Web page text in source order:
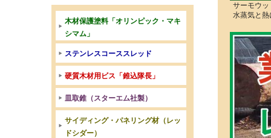
サーモウ
水蒸気と
木材保護塗料「オリンピック・マキ
シマム」
ステンレスコーススレッド
硬質木材用ビス「錐込隊長」
皿取錐（スターエム社製）
サイディング・パネリング材（レッ
ドシダー）